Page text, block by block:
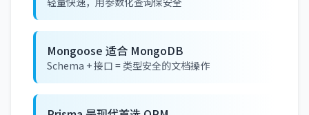
Mongoose 适合 MongoDB
Schema + 接口 = 类型安全的文档操作